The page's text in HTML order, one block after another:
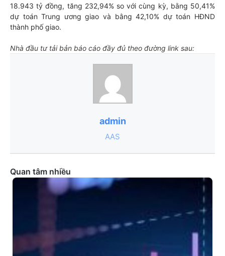
18.943 tỷ đồng, tăng 232,94% so với cùng kỳ, bằng 50,41%
dự toán Trung ương giao và bằng 42,10% dự toán HĐND
thành phố giao.
Nhà đầu tư tải bản báo cáo đầy đủ theo đường link sau:
admin
AAS
Quan tâm nhiều